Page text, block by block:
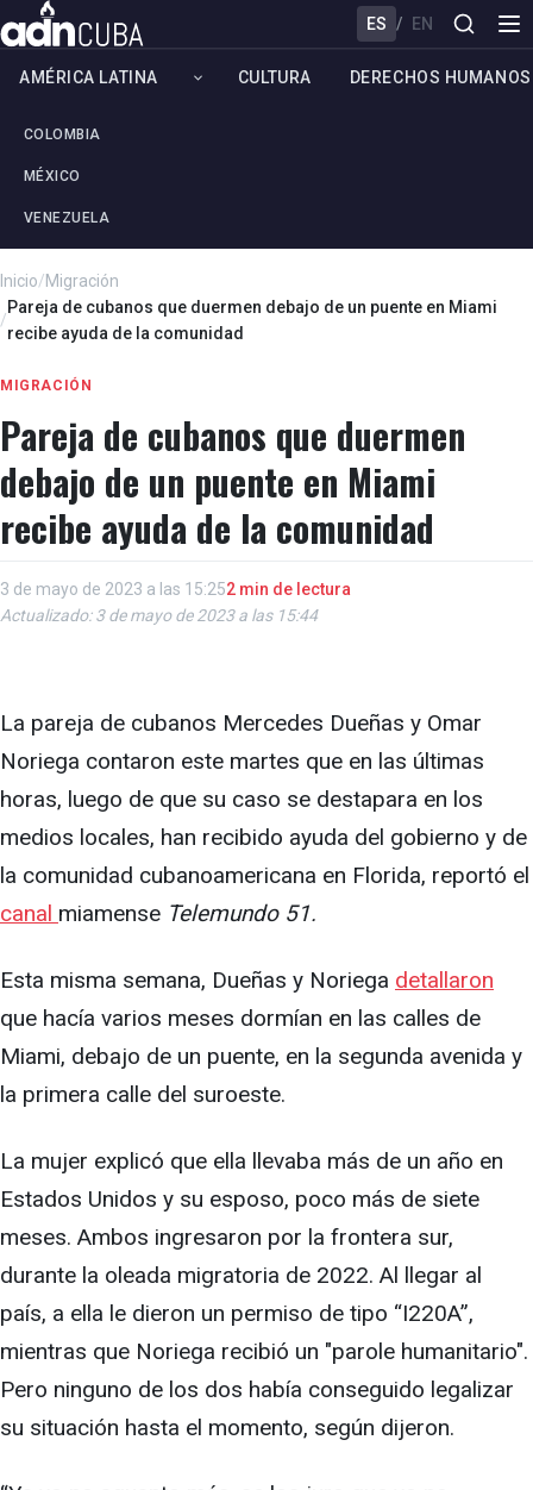
ES / EN
AMÉRICA LATINA
COLOMBIA
MÉXICO
VENEZUELA
CULTURA DERECHOS HUMANOS
Inicio/Migración
/
Pareja de cubanos que duermen debajo de un puente en Miami
recibe ayuda de la comunidad
MIGRACIÓN
Pareja de cubanos que duermen
debajo de un puente en Miami
recibe ayuda de la comunidad
3 de mayo de 2023 a las 15:252 min de lectura
Actualizado: 3 de mayo de 2023 a las 15:44
La pareja de cubanos Mercedes Dueñas y Omar
Noriega contaron este martes que en las últimas
horas, luego de que su caso se destapara en los
medios locales, han recibido ayuda del gobierno y de
la comunidad cubanoamericana en Florida, reportó el
canal miamense Telemundo 51.
Esta misma semana, Dueñas y Noriega detallaron
que hacía varios meses dormían en las calles de
Miami, debajo de un puente, en la segunda avenida y
la primera calle del suroeste.
La mujer explicó que ella llevaba más de un año en
Estados Unidos y su esposo, poco más de siete
meses. Ambos ingresaron por la frontera sur,
durante la oleada migratoria de 2022. Al llegar al
país, a ella le dieron un permiso de tipo “I220A”,
mientras que Noriega recibió un "parole humanitario".
Pero ninguno de los dos había conseguido legalizar
su situación hasta el momento, según dijeron.